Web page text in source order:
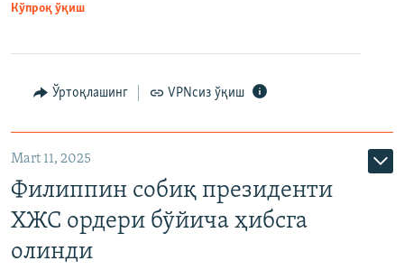
Кўпроқ ўқиш
Ўртоқлашинг VPNсиз ўқиш
Mart 11, 2025
Филиппин собиқ президенти
ХЖС ордери бўйича ҳибсга
олинди